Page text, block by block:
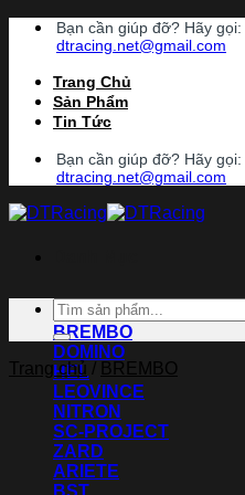
Chuyển
dung
Bạn cần giúp đỡ? Hãy gọi:
dtracing.net@gmail.com
Trang Chủ
Sản Phẩm
Tin Tức
Bạn cần giúp đỡ? Hãy gọi:
dtracing.net@gmail.com
ACCOSSATO
BREMBO
DOMINO
HEL
LEOVINCE
NITRON
SC-PROJECT
ZARD
ARIETE
BST
Tìm
kiếm:
Trang chủ / BREMBO